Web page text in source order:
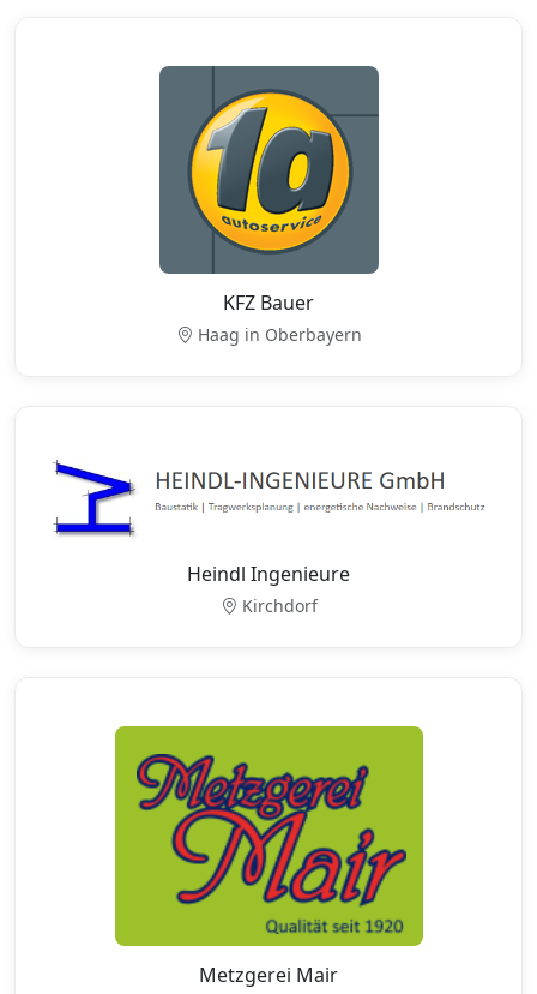
KFZ Bauer
Haag in Oberbayern
Heindl Ingenieure
Kirchdorf
Metzgerei Mair